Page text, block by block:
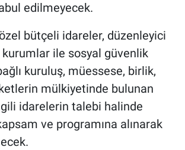
edilmeyecek.
bütçeli idareler, düzenleyici
ile sosyal güvenlik
kuruluş, müessese, birlik,
mülkiyetinde bulunan
idarelerin talebi halinde
ve programına alınarak